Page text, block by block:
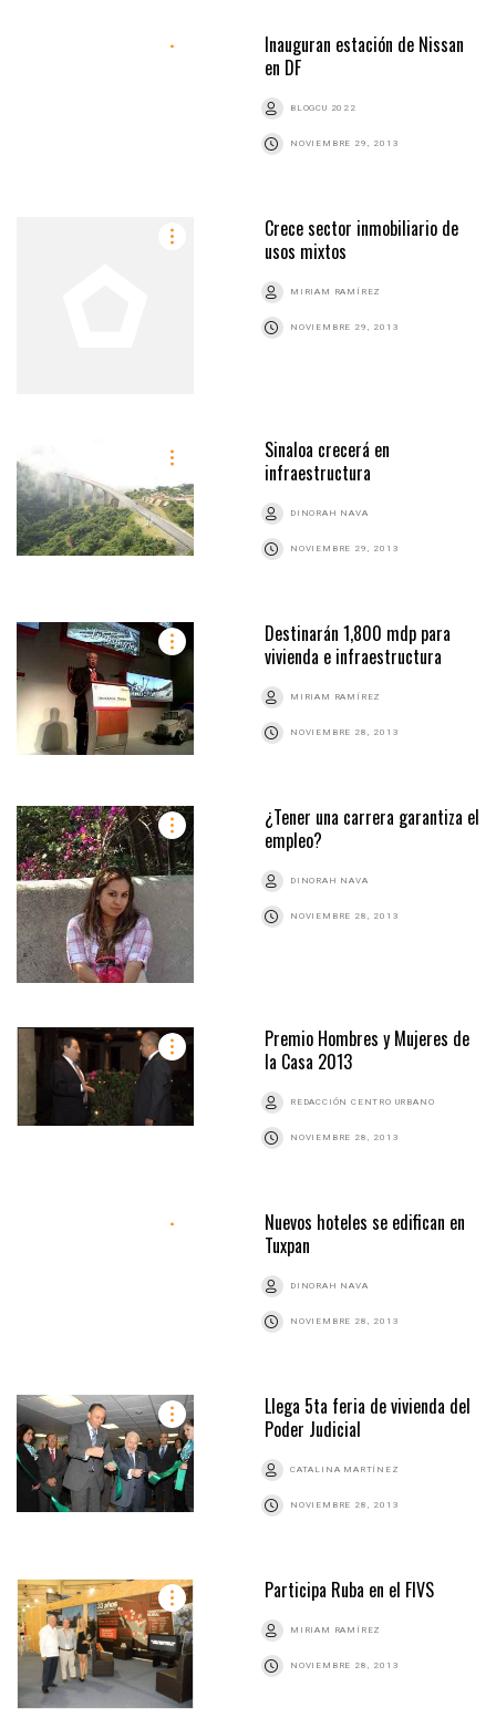
Inauguran estación de Nissan
en DF
BLOGCU 2022
NOVIEMBRE 29, 2013
Crece sector inmobiliario de
usos mixtos
MIRIAM RAMÍREZ
NOVIEMBRE 29, 2013
Sinaloa crecerá en
infraestructura
DINORAH NAVA
NOVIEMBRE 29, 2013
Destinarán 1,800 mdp para
vivienda e infraestructura
MIRIAM RAMÍREZ
NOVIEMBRE 28, 2013
¿Tener una carrera garantiza el
empleo?
DINORAH NAVA
NOVIEMBRE 28, 2013
Premio Hombres y Mujeres de
la Casa 2013
REDACCIÓN CENTRO URBANO
NOVIEMBRE 28, 2013
Nuevos hoteles se edifican en
Tuxpan
DINORAH NAVA
NOVIEMBRE 28, 2013
Llega 5ta feria de vivienda del
Poder Judicial
CATALINA MARTÍNEZ
NOVIEMBRE 28, 2013
Participa Ruba en el FIVS
MIRIAM RAMÍREZ
NOVIEMBRE 28, 2013